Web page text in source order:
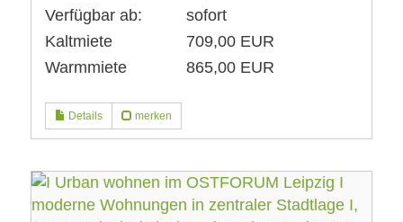
Verfügbar ab:
sofort
Kaltmiete
709,00 EUR
Warmmiete
865,00 EUR
Details merken